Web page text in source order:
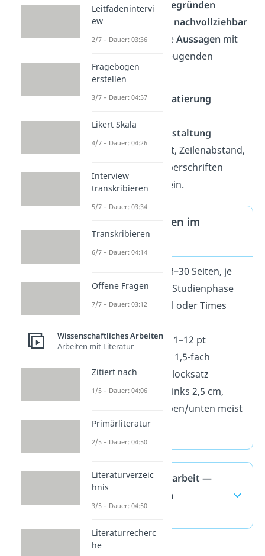
✓
Argumente klar begründen
Jeder Gedanke muss nachvollziehbar
sein. Begründe deineAussagen mit
oder überzeugenden
Argumenten.
✓
Einheitliche Formatierung
formale Gestaltung
konsistent: Schriftart, Zeilenabstand,
Seitenränder und Überschriften
sollteneinheitlich sein.
Formale Vorgaben im
Überblick
8–30 Seiten, je
nach Fach und Studienphase
Schriftart:
Arial oder Times
Schriftgröße:
11–12 pt
1,5-fach
Ausrichtung:
Blocksatz
Seitenränder:
links 2,5 cm,
rechts 2 cm, oben/unten meist
2–2,5 cm
Gliederung Hausarbeit —
häufigste Fragen
(ausklappen)
Leitfadenintervi
ew
2/7 – Dauer: 03:36
Fragebogen
erstellen
3/7 – Dauer: 04:57
Likert Skala
4/7 – Dauer: 04:26
Interview
transkribieren
5/7 – Dauer: 03:34
Transkribieren
6/7 – Dauer: 04:14
Offene Fragen
7/7 – Dauer: 03:12
Wissenschaftliches Arbeiten
Arbeiten mit Literatur
Zitiert nach
1/5 – Dauer: 04:06
Primärliteratur
2/5 – Dauer: 04:50
Literaturverzeic
hnis
3/5 – Dauer: 04:50
Literaturrecherc
he